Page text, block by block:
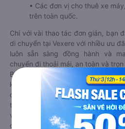
• Các đơn vị cho thuê xe
trên toàn quốc.
Chỉ với vài thao tác đơn giản, bạn
di chuyển tại Vexere với nhiều ưu
luôn sẵn sàng đồng hành và
chuyến đi thoải mái, an toàn và trọn
Bên cạnh đó, bạn có thể tham
khác tại
Goyolo.com
cho chuyến
đặt vé cho phép người dùng so
thời gian di chuyển của nhiều
và tàu hoả. Hệ thống của
các hãng máy bay, xe khách và